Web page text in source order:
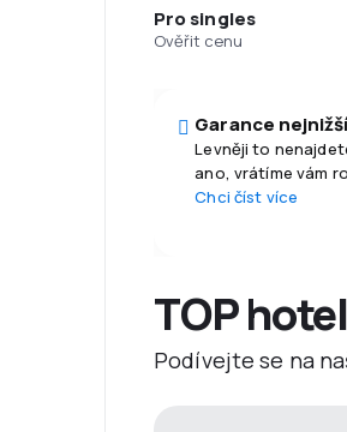
Pro singles
Ověřit cenu
Garance
Levněji to
ano, vrátíme vám
Chci číst více
TOP
Podívejte se na